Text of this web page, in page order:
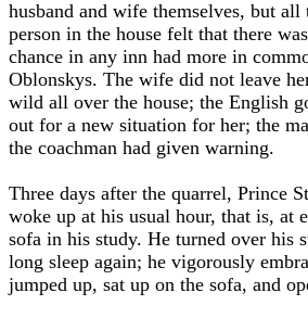
husband and wife themselves, but
person in the house felt that there
chance in any inn had more in
Oblonskys. The wife did not leave
wild all over the house; the English
out for a new situation for her; the
the coachman had given warning.
Three days after the quarrel, Prince
woke up at his usual hour, that is, at
sofa in his study. He turned over his
long sleep again; he vigorously
jumped up, sat up on the sofa, and